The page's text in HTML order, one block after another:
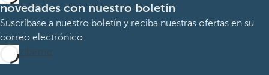
novedades con nuestro boletín
Suscríbase a nuestro boletín y reciba nuestras ofertas en su
correo electrónico
Suscribirme